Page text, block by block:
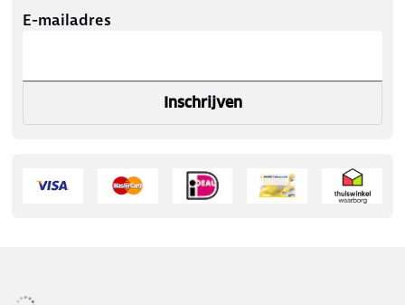
E-mailadres
Inschrijven